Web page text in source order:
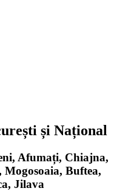
și Național
Afumați, Chiajna,
Buftea,
Jilava